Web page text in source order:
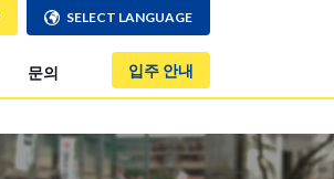
문의 입주 안내
SELECT LANGUAGE